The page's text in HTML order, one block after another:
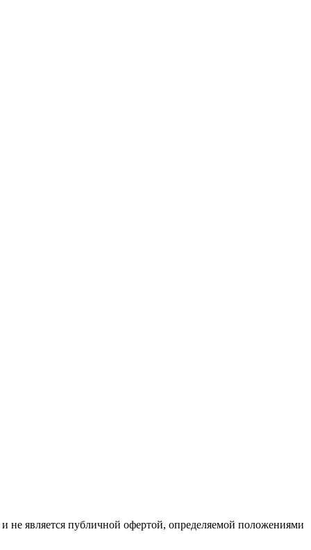
не является публичной офертой, определяемой положениями